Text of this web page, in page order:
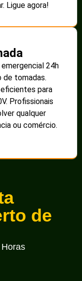
Ligue agora!
24h
de tomadas.
para
Profissionais
qualquer
ou comércio.
de